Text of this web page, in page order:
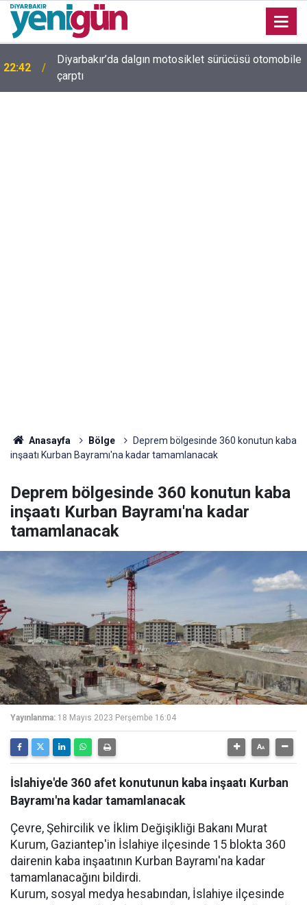
Diyarbakır’da dalgın motosiklet sürücüsü otomobile
çarptı
22:37
Diyarbakır trafiğinde şaşırtan görüntü: Dönüp dönüp
baktılar
Anasayfa Bölge
Deprem bölgesinde 360 konutun kaba
inşaatı Kurban Bayramı'na kadar tamamlanacak
Deprem bölgesinde 360 konutun kaba
inşaatı Kurban Bayramı'na kadar
tamamlanacak
Yayınlanma: 18 Mayıs 2023 Perşembe 16:04
İslahiye'de 360 afet konutunun kaba inşaatı Kurban
Bayramı'na kadar tamamlanacak
Çevre, Şehircilik ve İklim Değişikliği Bakanı Murat
Kurum, Gaziantep'in İslahiye ilçesinde 15 blokta 360
dairenin kaba inşaatının Kurban Bayramı'na kadar
tamamlanacağını bildirdi.
Kurum, sosyal medya hesabından, İslahiye ilçesinde